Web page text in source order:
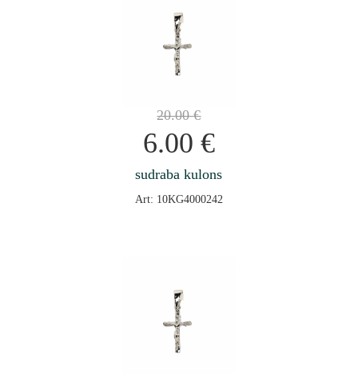
20.00€
6.00 €
sudraba kulons
Art: 10KG4000242